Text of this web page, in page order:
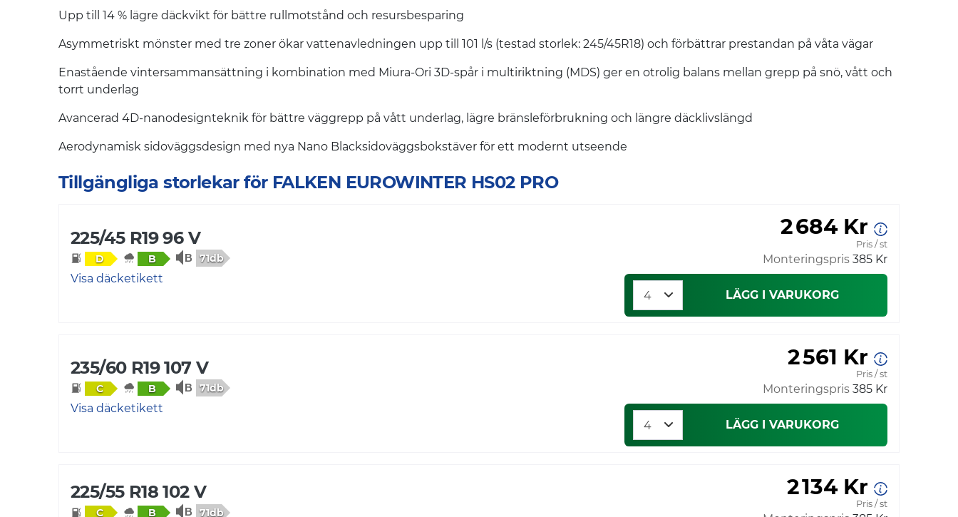
Upp till 14 % lägre däckvikt för bättre rullmotstånd och resursbesparing
Asymmetriskt mönster med tre zoner ökar vattenavledningen upp till 101 l/s (testad storlek: 245/45R18) och förbättrar prestandan på våta vägar
Enastående vintersammansättning i kombination med Miura-Ori 3D-spår i multiriktning (MDS) ger en otrolig balans mellan grepp på snö, vått och
torrt underlag
Avancerad 4D-nanodesignteknik för bättre väggrepp på vått underlag, lägre bränsleförbrukning och längre däcklivslängd
Aerodynamisk sidoväggsdesign med nya Nano Blacksidoväggsbokstäver för ett modernt utseende
Tillgängliga storlekar för FALKEN EUROWINTER HS02 PRO
225/45 R19 96 V
D B 71db
Visa däcketikett
2 684 Kr
Pris / st
Monteringspris 385 Kr
LÄGG I VARUKORG
235/60 R19 107 V
C B 71db
Visa däcketikett
2 561 Kr
Pris / st
Monteringspris 385 Kr
LÄGG I VARUKORG
225/55 R18 102 V
C B 71db
2 134 Kr
Pris / st